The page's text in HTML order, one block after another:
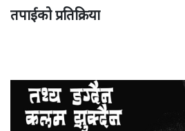
तपाईको प्रतिक्रिया